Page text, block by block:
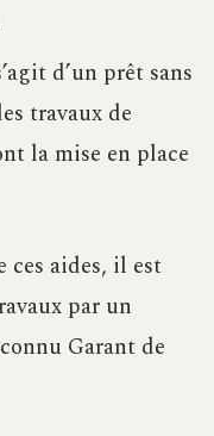
d’un prêt sans
travaux de
la mise en place
ces aides, il est
par un
Garant de